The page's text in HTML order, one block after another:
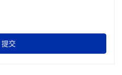
容仅供参考，不构成投资建议。
提交